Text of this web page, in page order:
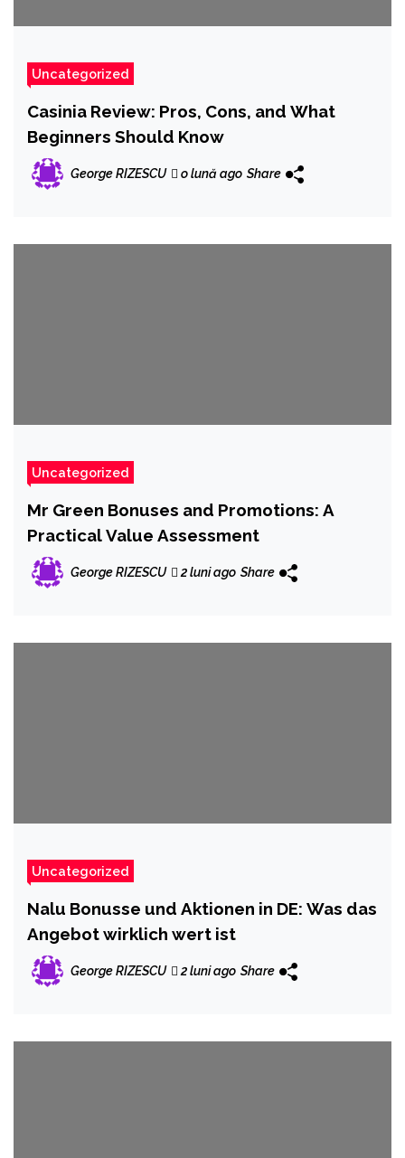
Uncategorized
Casinia Review: Pros, Cons, and What
Beginners Should Know
George RIZESCU o lună ago Share
Uncategorized
Mr Green Bonuses and Promotions: A
Practical Value Assessment
George RIZESCU 2 luni ago Share
Uncategorized
Nalu Bonusse und Aktionen in DE: Was das
Angebot wirklich wert ist
George RIZESCU 2 luni ago Share